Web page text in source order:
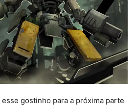
gostinho para a próxima parte